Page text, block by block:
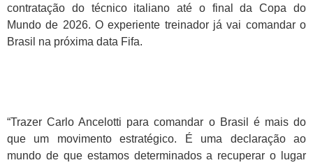
contratação do técnico italiano até o final da Copa do
Mundo de 2026. O experiente treinador já vai comandar o
Brasil na próxima data Fifa.
“Trazer Carlo Ancelotti para comandar o Brasil é mais do
que um movimento estratégico. É uma declaração ao
mundo de que estamos determinados a recuperar o lugar